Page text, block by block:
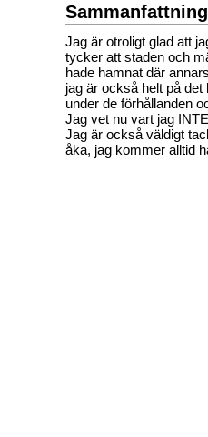
Sammanfattning
Jag är otroligt glad att
tycker att staden och
hade hamnat där
jag är också helt på
under de förhållanden
Jag vet nu vart jag
Jag är också väldigt
åka, jag kommer alltid